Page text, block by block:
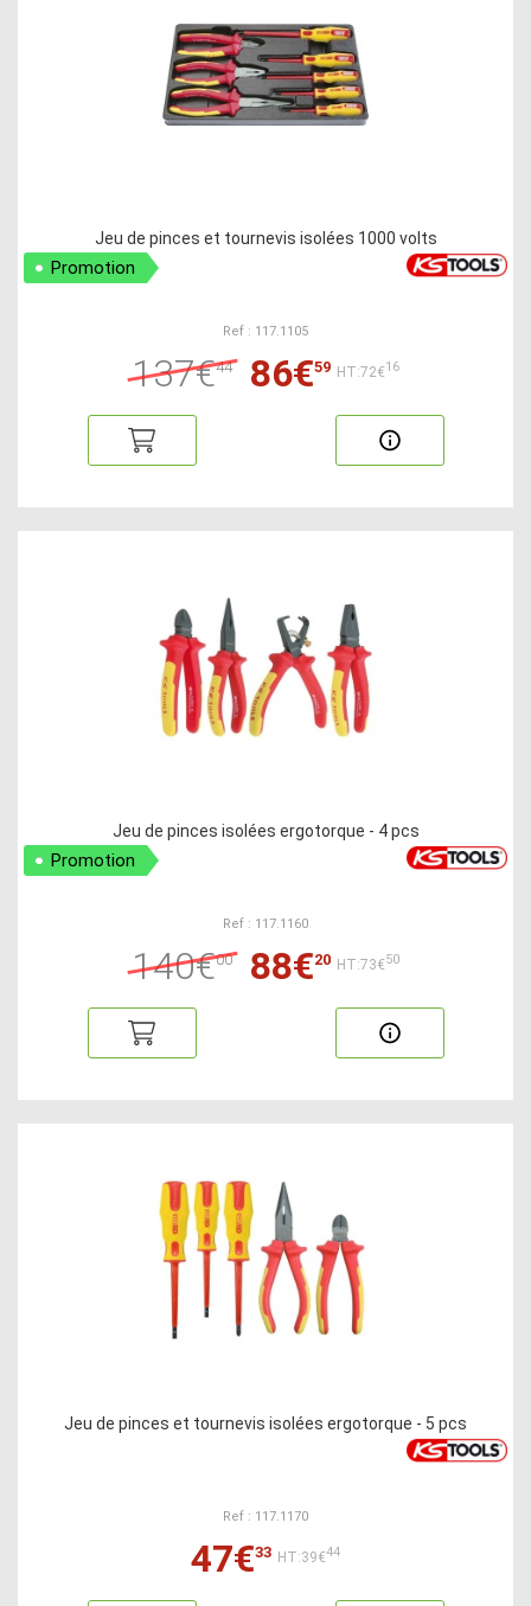
Jeu de pinces et tournevis isolées 1000 volts
Promotion
Ref : 117.1105
137€44 86€59 HT:72€16
Jeu de pinces isolées ergotorque - 4 pcs
Promotion
Ref : 117.1160
140€00 88€20 HT:73€50
Jeu de pinces et tournevis isolées ergotorque - 5 pcs
Ref : 117.1170
47€33 HT:39€44